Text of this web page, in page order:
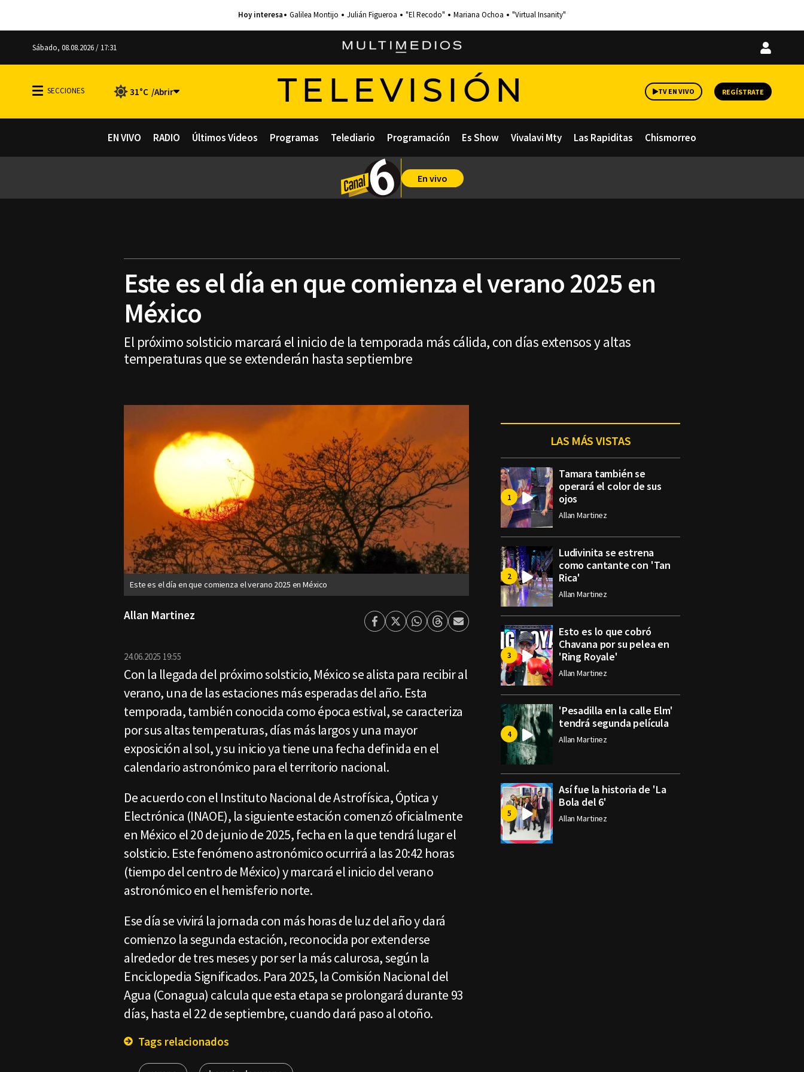
Galilea Montijo Julián Figueroa "El Recodo" Mariana Ochoa "Virtual Insanity"
Sábado, 08.08.2026 / 17:31
Iniciar
31°C TELEVISIÓN TV EN VIVO REGÍSTRATE
EN VIVO RADIO Últimos Videos Programas Telediario Programación Es Show Vivalavi Mty Las Rapiditas Chismorreo
En vivo
Este es el día en que comienza el verano 2025 en
México
El próximo solsticio marcará el inicio de la temporada más cálida, con días extensos y altas
temperaturas que se extenderán hasta septiembre
Este es el día en que comienza el verano 2025 en México
Allan Martinez
Facebook
TwitterWhatsapp
ThreadsEnviar
24.06.2025 19:55
Con la llegada del próximo solsticio, México se alista para recibir al
verano, una de las estaciones más esperadas del año. Esta
temporada, también conocida como época estival, se caracteriza
por sus altas temperaturas, días más largos y una mayor
exposición al sol, y su inicio ya tiene una fecha definida en el
calendario astronómico para el territorio nacional.
De acuerdo con el Instituto Nacional de Astrofísica, Óptica y
Electrónica (INAOE), la siguiente estación comenzó oficialmente
en México el 20 de junio de 2025, fecha en la que tendrá lugar el
solsticio. Este fenómeno astronómico ocurrirá a las 20:42 horas
(tiempo del centro de México) y marcará el inicio del verano
astronómico en el hemisferio norte.
Ese día se vivirá la jornada con más horas de luz del año y dará
comienzo la segunda estación, reconocida por extenderse
alrededor de tres meses y por ser la más calurosa, según la
Enciclopedia Significados. Para 2025, la Comisión Nacional del
Agua (Conagua) calcula que esta etapa se prolongará durante 93
días, hasta el 22 de septiembre, cuando dará paso al otoño.
Tags relacionados
LAS MÁS VISTAS
Tamara también se
operará el color de sus
ojos
Allan Martinez
Ludivinita se estrena
como cantante con 'Tan
Rica'
Allan Martinez
Esto es lo que cobró
Chavana por su pelea en
'Ring Royale'
Allan Martinez
'Pesadilla en la calle Elm'
tendrá segunda película
Allan Martinez
Así fue la historia de 'La
Bola del 6'
Allan Martinez